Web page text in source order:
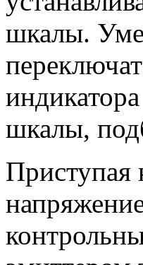
шкалы.
шкалы,
Приступая